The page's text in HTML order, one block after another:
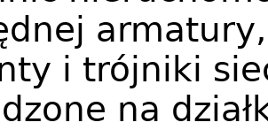
i trójniki
na